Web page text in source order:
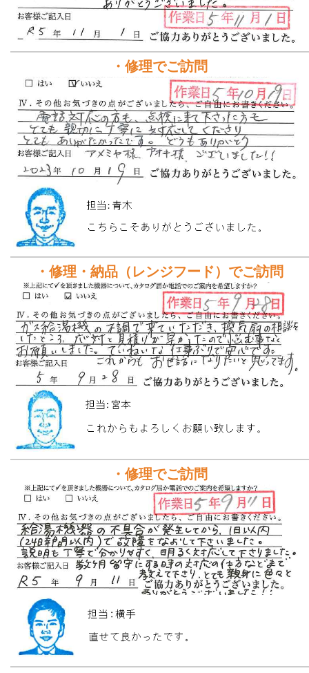
・修理でご訪問
・修理・納品（レンジフード）でご訪問
・修理でご訪問